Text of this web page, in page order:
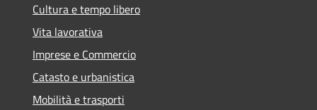
Cultura e tempo libero
Vita lavorativa
Imprese e Commercio
Catasto e urbanistica
Mobilità e trasporti